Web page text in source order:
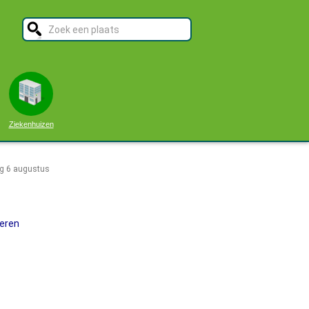
Ziekenhuizen
6 augustus